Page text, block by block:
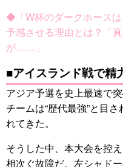
◆「W杯のダークホース
予感させる理由とは？「
が……」
■アイスランド戦で精
アジア予選を史上最速で
チームは“歴代最強”と目
れてきた。
そうした中、本大会を控
相次ぐ故障だ。左シャド